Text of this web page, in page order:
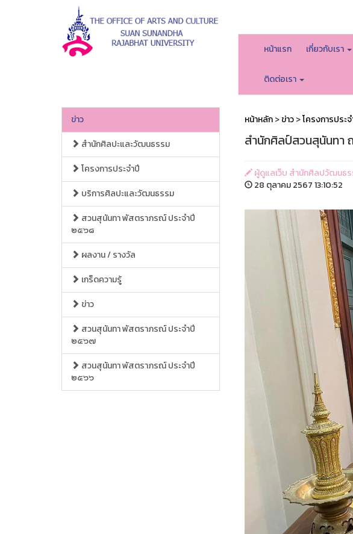
หน้าแรก เกี่ยวกับเรา
ติดต่อเรา
ข่าว
สำนักศิลปะและวัฒนธรรม
โครงการประจำปี
บริการศิลปะและวัฒนธรรม
สวนสุนันทา พัสตราภรณ์ ประจำปี
๒๕๖๘
ผลงาน / รางวัล
เกร็ดความรู้
ข่าว
สวนสุนันทา พัสตราภรณ์ ประจำปี
๒๕๖๗
สวนสุนันทา พัสตราภรณ์ ประจำปี
๒๕๖๖
หน้าหลัก>ข่าว>โครงการประ
สำนักศิลป์สวนสุนันทา
ผู้ดูแลเว็บ สำนักศิลปวัฒนธ
28 ตุลาคม 2567 13:10:52